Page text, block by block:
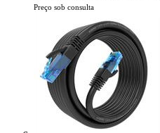
Preço sob consulta